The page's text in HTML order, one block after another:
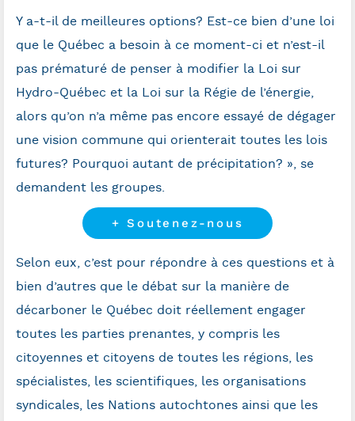
Y a-t-il de meilleures options? Est-ce bien d’une loi
que le Québec a besoin à ce moment-ci et n’est-il
pas prématuré de penser à modifier la Loi sur
Hydro-Québec et la Loi sur la Régie de l’énergie,
alors qu’on n’a même pas encore essayé de dégager
une vision commune qui orienterait toutes les lois
futures? Pourquoi autant de précipitation? », se
demandent les groupes.
+ Soutenez-nous
Selon eux, c’est pour répondre à ces questions et à
bien d’autres que le débat sur la manière de
décarboner le Québec doit réellement engager
toutes les parties prenantes, y compris les
citoyennes et citoyens de toutes les régions, les
spécialistes, les scientifiques, les organisations
syndicales, les Nations autochtones ainsi que les